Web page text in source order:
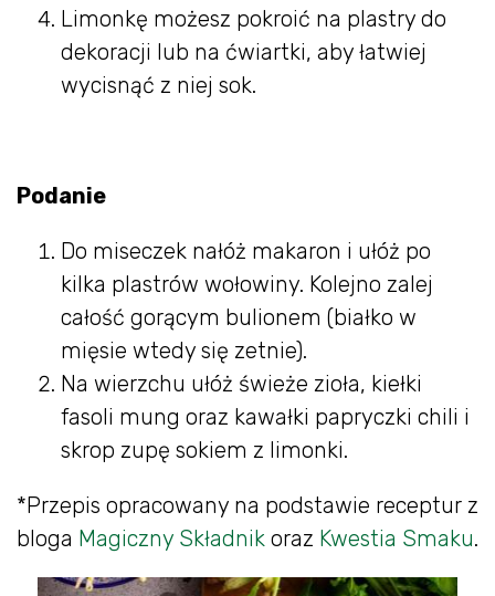
Limonkę możesz pokroić na plastry do
dekoracji lub na ćwiartki, aby łatwiej
wycisnąć z niej sok.
Podanie
Do miseczek nałóż makaron i ułóż po
kilka plastrów wołowiny. Kolejno zalej
całość gorącym bulionem (białko w
mięsie wtedy się zetnie).
Na wierzchu ułóż świeże zioła, kiełki
fasoli mung oraz kawałki papryczki chili i
skrop zupę sokiem z limonki.
*Przepis opracowany na podstawie receptur z
bloga Magiczny Składnik oraz Kwestia Smaku.